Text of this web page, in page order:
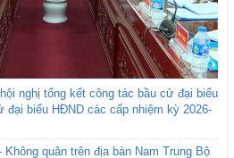
nghị tổng kết công tác bầu cử đại biểu
đại biểu HĐND các cấp nhiệm kỳ 2026-
Không quân trên địa bàn Nam Trung Bộ